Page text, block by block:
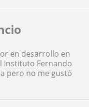
en desarrollo en
Instituto Fernando
pero no me gustó